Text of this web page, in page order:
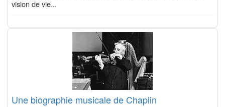
vision de vie...
Une biographie musicale de Chaplin